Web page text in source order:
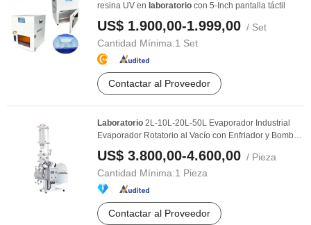
resina UV en laboratorio con 5-Inch pantalla táctil
US$ 1.900,00-1.999,00 / Set
Cantidad Mínima:1 Set
Contactar al Proveedor
Laboratorio 2L-10L-20L-50L Evaporador Industrial
Evaporador Rotatorio al Vacío con Enfriador y Bomba
US$ 3.800,00-4.600,00 / Pieza
Cantidad Mínima:1 Pieza
Contactar al Proveedor